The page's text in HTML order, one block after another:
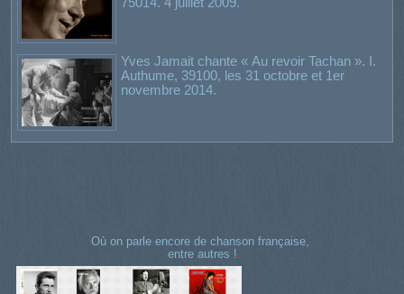
Yves Jamait chante « Au revoir Tachan ». I.
Authume, 39100, les 31 octobre et 1er
novembre 2014.
Où on parle encore de chanson française,
entre autres !